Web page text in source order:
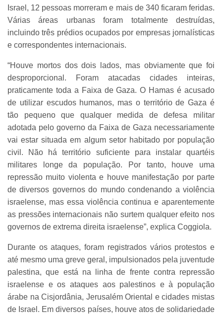
Israel, 12 pessoas morreram e mais de 340 ficaram feridas.
Várias áreas urbanas foram totalmente destruídas,
incluindo três prédios ocupados por empresas jornalísticas
e correspondentes internacionais.
“Houve mortos dos dois lados, mas obviamente que foi
desproporcional. Foram atacadas cidades inteiras,
praticamente toda a Faixa de Gaza. O Hamas é acusado
de utilizar escudos humanos, mas o território de Gaza é
tão pequeno que qualquer medida de defesa militar
adotada pelo governo da Faixa de Gaza necessariamente
vai estar situada em algum setor habitado por população
civil. Não há território suficiente para instalar quartéis
militares longe da população. Por tanto, houve uma
repressão muito violenta e houve manifestação por parte
de diversos governos do mundo condenando a violência
israelense, mas essa violência continua e aparentemente
as pressões internacionais não surtem qualquer efeito nos
governos de extrema direita israelense”, explica Coggiola.
Durante os ataques, foram registrados vários protestos e
até mesmo uma greve geral, impulsionados pela juventude
palestina, que está na linha de frente contra repressão
israelense e os ataques aos palestinos e à população
árabe na Cisjordânia, Jerusalém Oriental e cidades mistas
de Israel. Em diversos países, houve atos de solidariedade